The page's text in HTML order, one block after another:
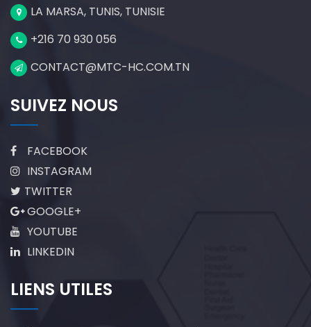
LA MARSA, TUNIS, TUNISIE
+216 70 930 056
CONTACT@MTC-HC.COM.TN
SUIVEZ NOUS
FACEBOOK
INSTAGRAM
TWITTER
GOOGLE+
YOUTUBE
LINKEDIN
LIENS UTILES